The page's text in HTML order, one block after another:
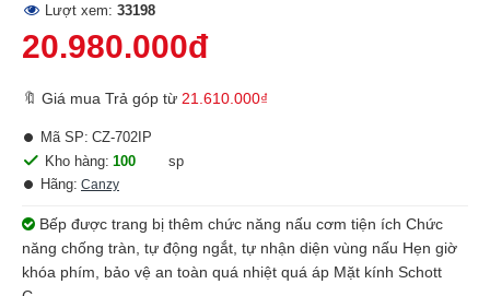
Lượt xem: 33198
20.980.000đ
🔖 Giá mua Trả góp từ 21.610.000₫
Kho hàng: 100
sp
Hãng: Canzy
Mã SP: CZ-702IP
Bếp được trang bị thêm chức năng nấu cơm tiện ích Chức
năng chống tràn, tự động ngắt, tự nhận diện vùng nấu Hẹn giờ
khóa phím, bảo vệ an toàn quá nhiệt quá áp Mặt kính Schott